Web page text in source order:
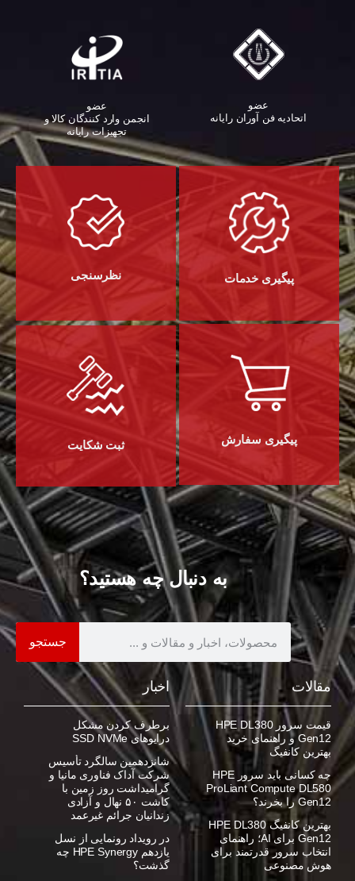
عضو
اتحادیه فن آوران رایانه
عضو
انجمن وارد کنندگان کالا و
تجهیزات رایانه‌
پیگیری خدمات نظرسنجی
پیگیری سفارش ثبت شکایت
به دنبال چه هستید؟
جستجو
مقالات
قیمت سرور HPE DL380
Gen12 و راهنمای خرید
بهترین کانفیگ
چه کسانی باید سرور HPE
ProLiant Compute DL580
Gen12 را بخرند؟
بهترین کانفیگ HPE DL380
Gen12 برای AI؛ راهنمای
انتخاب سرور قدرتمند برای
هوش مصنوعی
اخبار
برطرف کردن مشکل
درایوهای SSD NVMe
شانزدهمین سالگرد تأسیس
شرکت آداک فناوری مانیا و
گرامیداشت روز زمین با
کاشت ۵۰ نهال و آزادی
زندانیان جرائم غیرعمد
در رویداد رونمایی از نسل
یازدهم HPE Synergy چه
گذشت؟